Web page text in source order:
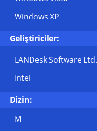
Windows XP
Geliştiriciler:
LANDesk Software Ltd.
Intel
Dizin:
M